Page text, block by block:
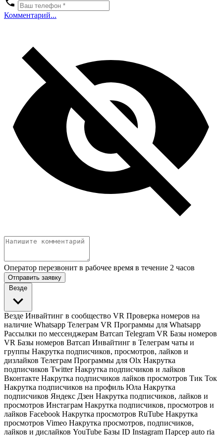
Комментарий...
Оператор перезвонит в рабочее время в течение 2 часов
Отправить заявку
Везде
Везде Инвайтинг в сообщество VR Проверка номеров на
наличие Whatsapp Телеграм VR Программы для Whatsapp
Рассылки по мессенджерам Ватсап Telegram VR Базы номеров
VR Базы номеров Ватсап Инвайтинг в Телеграм чаты и
группы Накрутка подписчиков, просмотров, лайков и
дизлайков Телеграм Программы для Olx Накрутка
подписчиков Twitter Накрутка подписчиков и лайков
Вконтакте Накрутка подписчиков лайков просмотров Тик Ток
Накрутка подписчиков на профиль Юла Накрутка
подписчиков Яндекс Дзен Накрутка подписчиков, лайков и
просмотров Инстаграм Накрутка подписчиков, просмотров и
лайков Facebook Накрутка просмотров RuTube Накрутка
просмотров Vimeo Накрутка просмотров, подписчиков,
лайков и дислайков YouTube Базы ID Instagram Парсер auto ria